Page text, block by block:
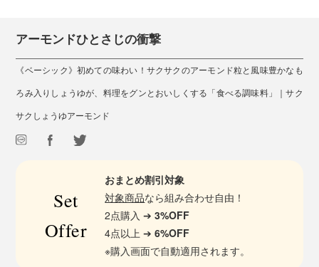
アーモンドひとさじの衝撃
《ベーシック》初めての味わい！サクサクのアーモンド粒と風味豊かなも
ろみ入りしょうゆが、料理をグンとおいしくする「食べる調味料」｜サク
サクしょうゆアーモンド
Set
Offer
おまとめ割引対象
対象商品なら組み合わせ自由！
2点購入 ➔3%OFF
4点以上 ➔6%OFF
※購入画面で自動適用されます。